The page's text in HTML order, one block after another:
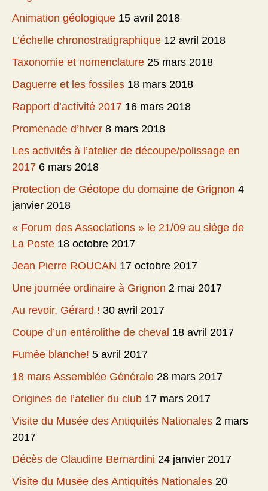
Animation géologique 15 avril 2018
L’échelle chronostratigraphique 12 avril 2018
Taxonomie et nomenclature 25 mars 2018
Daguerre et les fossiles 18 mars 2018
Rapport d’activité 2017 16 mars 2018
Promenade d’hiver 8 mars 2018
Les activités à l’atelier de découpe/polissage en
2017 6 mars 2018
Protection de Géotope du domaine de Grignon 4
janvier 2018
« Forum des Associations » le 21/09 au siège de
La Poste 18 octobre 2017
Jean Pierre ROUCAN 17 octobre 2017
Une journée ordinaire à Grignon 2 mai 2017
Au revoir, Gérard ! 30 avril 2017
Coupe d’un entérolithe de cheval 18 avril 2017
Fumée blanche! 5 avril 2017
18 mars Assemblée Générale 28 mars 2017
Origines de l’atelier du club 17 mars 2017
Visite du Musée des Antiquités Nationales 2 mars
2017
Décès de Claudine Bernardini 24 janvier 2017
Visite du Musée des Antiquités Nationales 20